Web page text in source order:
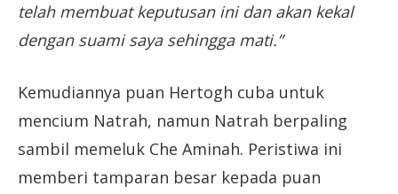
telah membuat keputusan ini dan akan kekal
dengan suami saya sehingga mati.”
Kemudiannya puan Hertogh cuba untuk
mencium Natrah, namun Natrah berpaling
sambil memeluk Che Aminah. Peristiwa ini
memberi tamparan besar kepada puan